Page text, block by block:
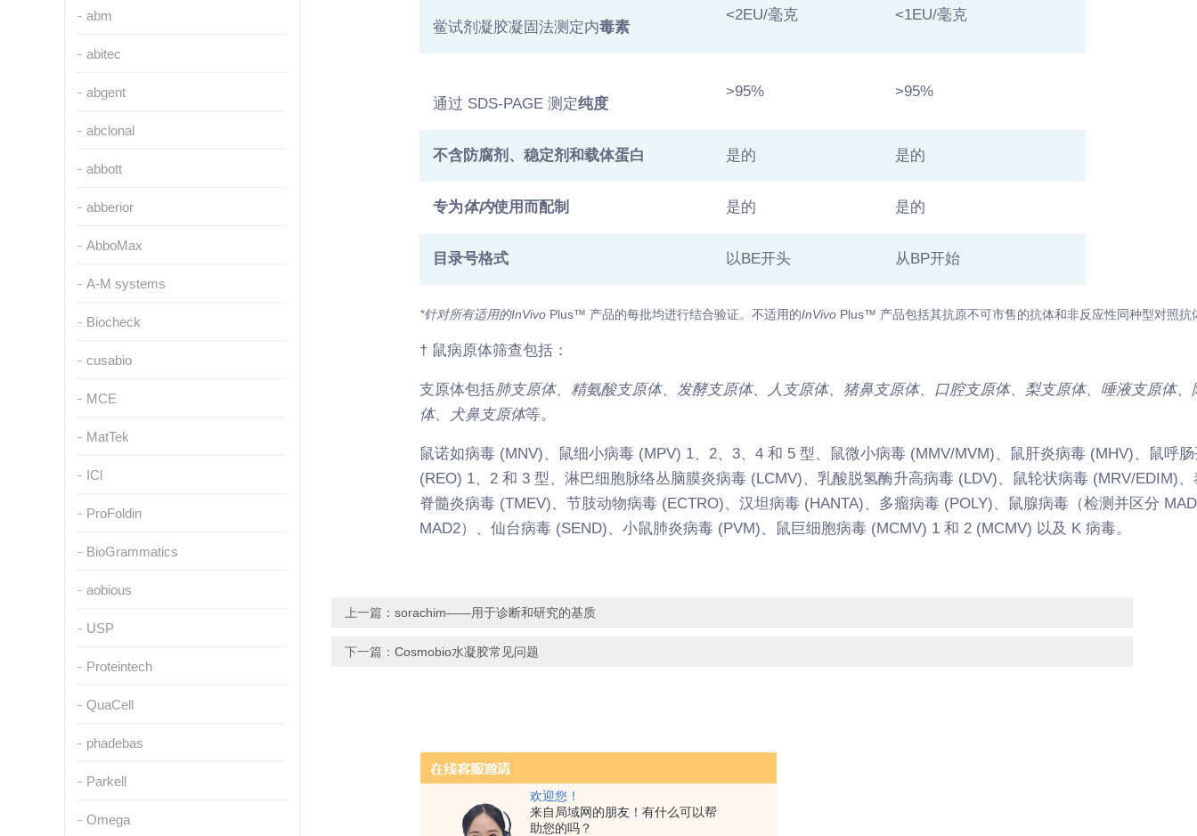
欢迎您！
来自局域网的朋友！有什么可以帮
助您的吗？
abm
abitec
abgent
abclonal
abbott
abberior
AbboMax
A-M systems
Biocheck
cusabio
MCE
MatTek
ICl
ProFoldin
BioGrammatics
aobious
USP
Proteintech
QuaCell
phadebas
Parkell
Omega
鲎试剂凝胶凝固法测定内毒素
<2EU/毫克 <1EU/毫克
通过 SDS-PAGE 测定纯度
>95% >95%
不含防腐剂、稳定剂和载体蛋白 是的 是的
专为体内使用而配制 是的 是的
目录号格式 以BE开头 从BP开始
*针对所有适用的InVivo Plus™ 产品的每批均进行结合验证。不适用的InVivo Plus™ 产品包括其抗原不可市售的抗体和非反应性同种型对照抗
† 鼠病原体筛查包括：
支原体包括肺支原体、精氨酸支原体、发酵支原体、人支原体、猪鼻支原体、口腔支原体、梨支原体、唾液支原体、
体、犬鼻支原体等。
鼠诺如病毒 (MNV)、鼠细小病毒 (MPV) 1、2、3、4 和 5 型、鼠微小病毒 (MMV/MVM)、鼠肝炎病毒 (MHV)、鼠呼
(REO) 1、2 和 3 型、淋巴细胞脉络丛脑膜炎病毒 (LCMV)、乳酸脱氢酶升高病毒 (LDV)、鼠轮状病毒 (MRV/EDIM)
脊髓炎病毒 (TMEV)、节肢动物病毒 (ECTRO)、汉坦病毒 (HANTA)、多瘤病毒 (POLY)、鼠腺病毒（检测并区分
MAD2）、仙台病毒 (SEND)、小鼠肺炎病毒 (PVM)、鼠巨细胞病毒 (MCMV) 1 和 2 (MCMV) 以及 K 病毒。
上一篇： sorachim——用于诊断和研究的基质
下一篇： Cosmobio水凝胶常见问题